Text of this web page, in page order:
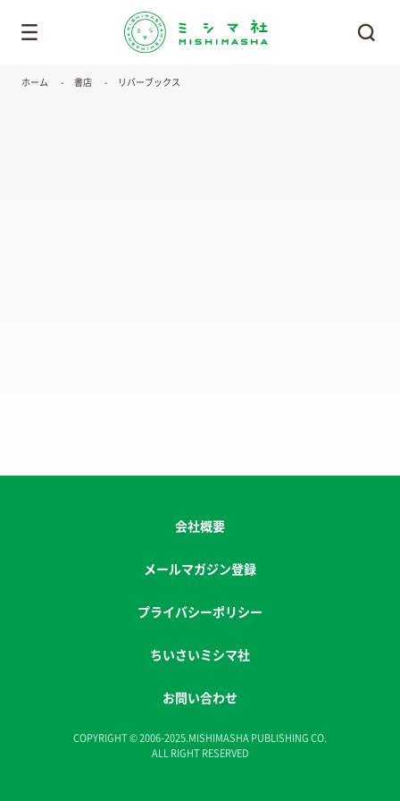
ホーム 書店 リバーブックス
会社概要
メールマガジン登録
プライバシーポリシー
ちいさいミシマ社
お問い合わせ
COPYRIGHT © 2006-2025.MISHIMASHA PUBLISHING CO.
ALL RIGHT RESERVED